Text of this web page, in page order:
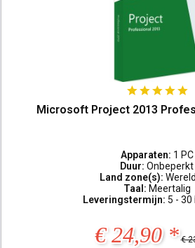
Microsoft Project 2013
Apparaten: 1 PC
Duur:Onbeperkt
Land zone(s):
Taal: Meertalig
Leveringstermijn: 5 -
€ 24,90 * €